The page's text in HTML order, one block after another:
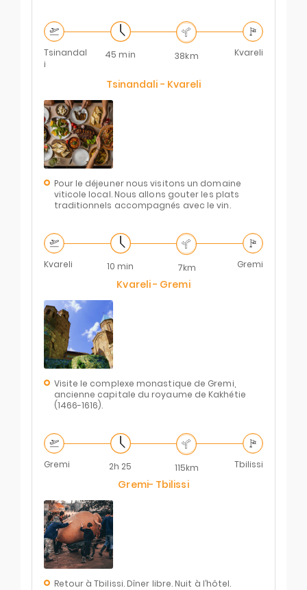
45 min 38km
Tsinandal
i
Kvareli
Tsinandali - Kvareli
Pour le déjeuner nous visitons un domaine
viticole local. Nous allons gouter les plats
traditionnels accompagnés avec le vin.
10 min 7km
Kvareli Gremi
Kvareli - Gremi
Visite le complexe monastique de Gremi,
ancienne capitale du royaume de Kakhétie
(1466-1616).
2h 25 115km
Gremi Tbilissi
Gremi- Tbilissi
Retour à Tbilissi. Dîner libre. Nuit à l’hôtel.